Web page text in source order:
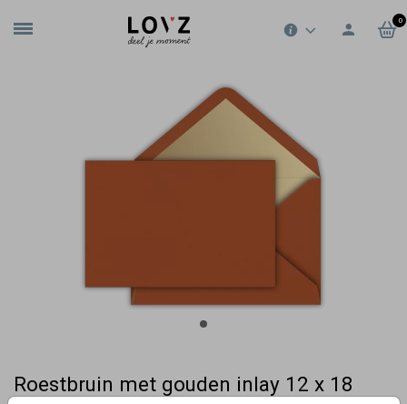
0
Roestbruin met gouden inlay 12 x 18